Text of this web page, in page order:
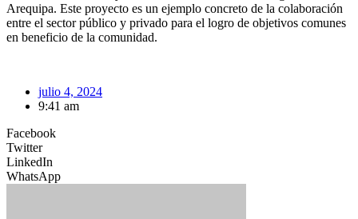
Arequipa. Este proyecto es un ejemplo concreto de la colaboración
entre el sector público y privado para el logro de objetivos comunes
en beneficio de la comunidad.
julio 4, 2024
9:41 am
Facebook
Twitter
LinkedIn
WhatsApp